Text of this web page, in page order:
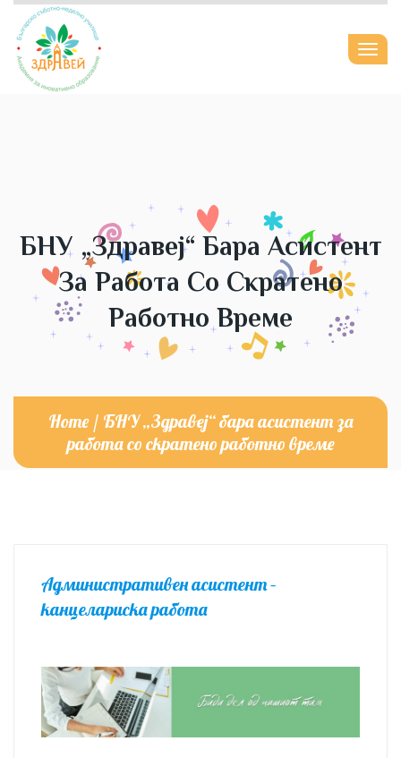
БНУ „Здравеj“ Бара Асистент
За Работа Со Скратено
Работно Време
Home / БНУ „Здравеj“ бара асистент за
работа со скратено работно време
Административен асистент –
канцелариска работа